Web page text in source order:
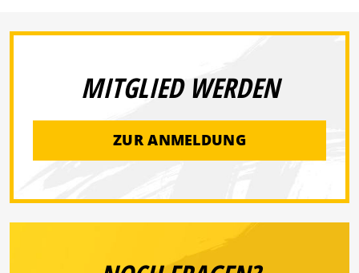
MITGLIED WERDEN
ZUR ANMELDUNG